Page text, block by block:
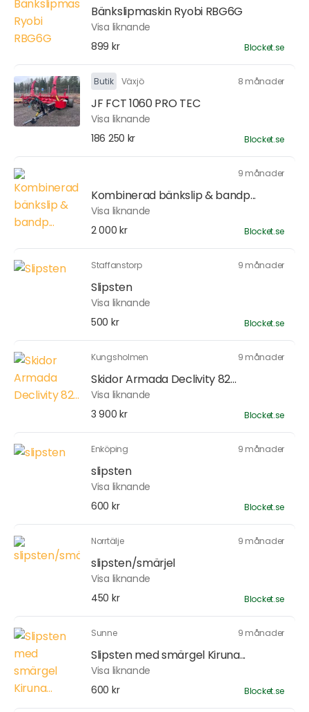
Bänkslipmaskin Ryobi RBG6G
Visa liknande
899 kr
Blocket.se
Butik Växjö 8 månader
JF FCT 1060 PRO TEC
Visa liknande
186 250 kr
Blocket.se
9 månader
Kombinerad bänkslip & bandp...
Visa liknande
2 000 kr
Blocket.se
Staffanstorp 9 månader
Slipsten
Visa liknande
500 kr
Blocket.se
Kungsholmen 9 månader
Skidor Armada Declivity 82...
Visa liknande
3 900 kr
Blocket.se
Enköping 9 månader
slipsten
Visa liknande
600 kr
Blocket.se
Norrtälje 9 månader
slipsten/smärjel
Visa liknande
450 kr
Blocket.se
Sunne 9 månader
Slipsten med smärgel Kiruna...
Visa liknande
600 kr
Blocket.se